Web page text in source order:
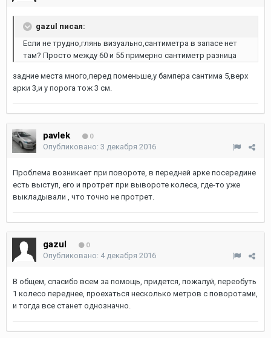
gazul писал:
Если не трудно,глянь визуально,сантиметра в запасе нет
там? Просто между 60 и 55 примерно сантиметр разница
задние места много,перед поменьше,у бампера сантима 5,верх
арки 3,и у порога тож 3 см.
pavlek 0
Опубликовано: 3 декабря 2016
Проблема возникает при повороте, в передней арке посередине
есть выступ, его и протрет при вывороте колеса, где-то уже
выкладывали , что точно не протрет.
gazul 0
Опубликовано: 4 декабря 2016
В общем, спасибо всем за помощь, придется, пожалуй, переобуть
1 колесо переднее, проехаться несколько метров с поворотами,
и тогда все станет однозначно.